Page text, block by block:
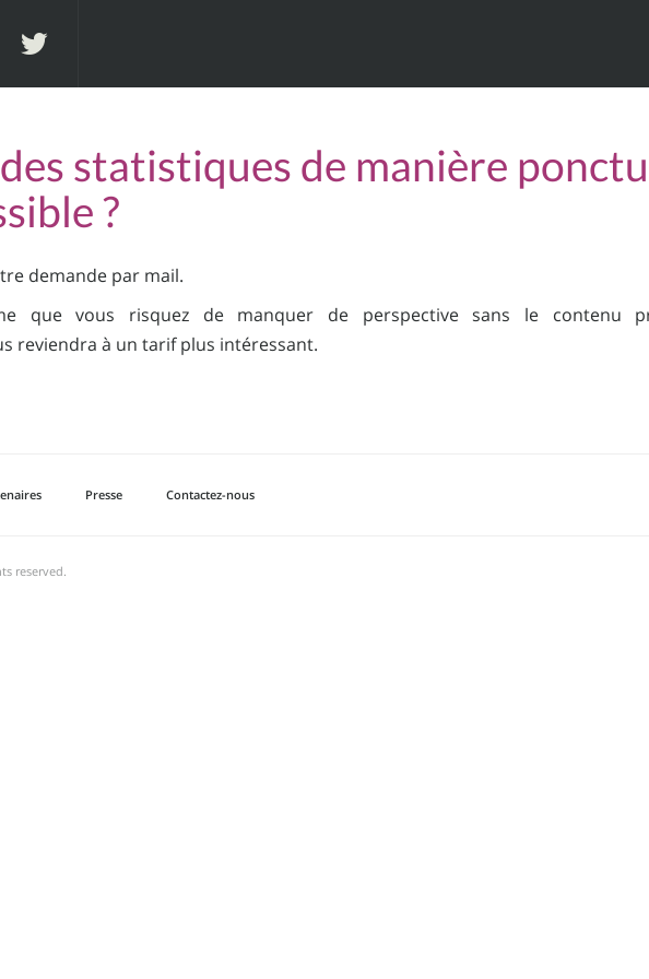
statistiques de manière
?
demande par mail.
que vous risquez de manquer de perspective sans le contenu
reviendra à un tarif plus intéressant.
Presse Contactez-nous
reserved.